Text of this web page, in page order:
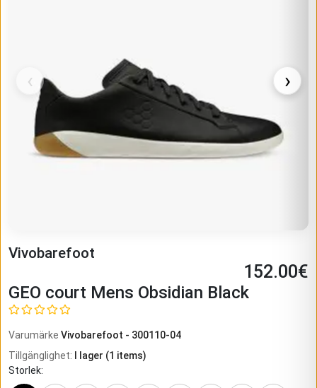
‹ ›
Vivobarefoot
152.00€
GEO court Mens Obsidian Black
Varumärke Vivobarefoot - 300110-04
Tillgänglighet: I lager (1 items)
Storlek: